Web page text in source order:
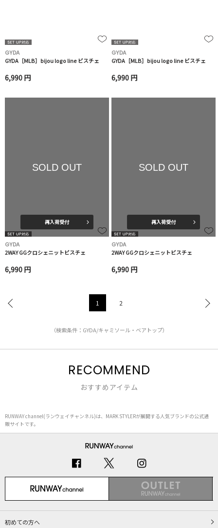
GYDA
GYDA［MLB］bijou logo line ビスチェ
6,990 円
GYDA
GYDA［MLB］bijou logo line ビスチェ
6,990 円
SOLD OUT
再入荷受付
GYDA
2WAY GGクロシェニットビスチェ
6,990 円
SOLD OUT
再入荷受付
GYDA
2WAY GGクロシェニットビスチェ
6,990 円
1 2
（検索条件：GYDA/キャミソール・ベアトップ）
RECOMMEND
おすすめアイテム
RUNWAY channel(ランウェイチャンネル)は、MARK STYLERが展開する人気ブランドの公式通
販サイトです。
初めての方へ